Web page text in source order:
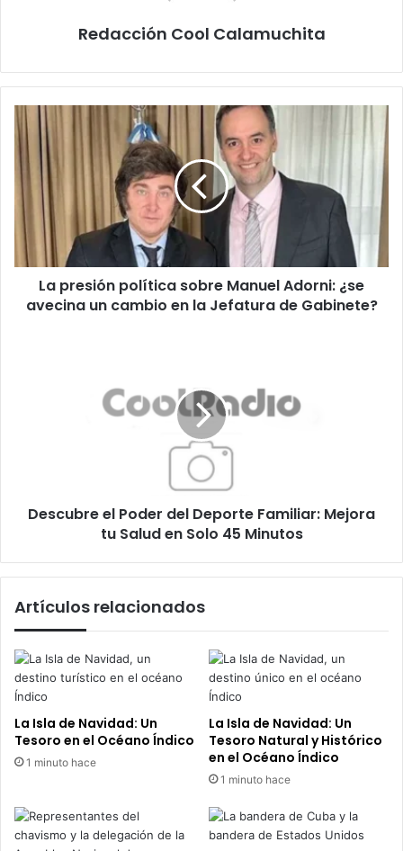
Redacción Cool Calamuchita
presión
política
sobre
Manuel
Adorni:
¿se
avecina
un
cambio
en
La presión política sobre Manuel Adorni: ¿se
avecina un cambio en la Jefatura de Gabinete?
Descubre el Poder del Deporte Familiar: Mejora
tu Salud en Solo 45 Minutos
Artículos relacionados
La Isla de Navidad: Un
Tesoro en el Océano Índico
1 minuto hace
La Isla de Navidad: Un
Tesoro Natural y Histórico
en el Océano Índico
1 minuto hace